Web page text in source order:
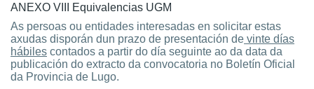
ANEXO VIII Equivalencias UGM
As persoas ou entidades interesadas en solicitar estas
axudas disporán dun prazo de presentación de vinte días
hábiles contados a partir do día seguinte ao da data da
publicación do extracto da convocatoria no Boletín Oficial
da Provincia de Lugo.